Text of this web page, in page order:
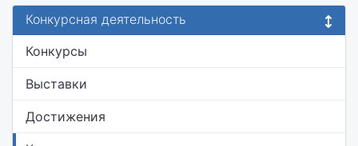
Конкурсная деятельность
Конкурсы
Выставки
Достижения